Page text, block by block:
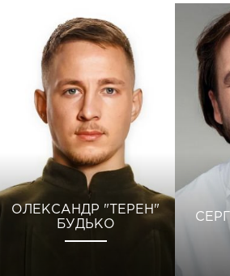
ОЛЕКСАНДР "ТЕРЕН"
БУДЬКО